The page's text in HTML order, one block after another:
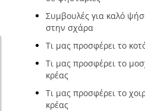
Συμβουλές για καλό
στην σχάρα
Τι μας προσφέρει το
Τι μας προσφέρει το
κρέας
Τι μας προσφέρει το
κρέας